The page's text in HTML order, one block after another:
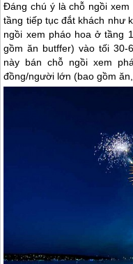
Đáng chú ý là chỗ ngồi
tầng tiếp tục đắt khách như
ngồi xem pháo hoa ở tầng
gồm ăn butffer) vào tối 30-
này bán chỗ ngồi xem
đồng/người lớn (bao gồm